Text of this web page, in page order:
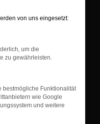
90 20
90 21
von uns eingesetzt:
um die
zu gewährleisten.
bestmögliche Funktionalität
wie Google
und weitere